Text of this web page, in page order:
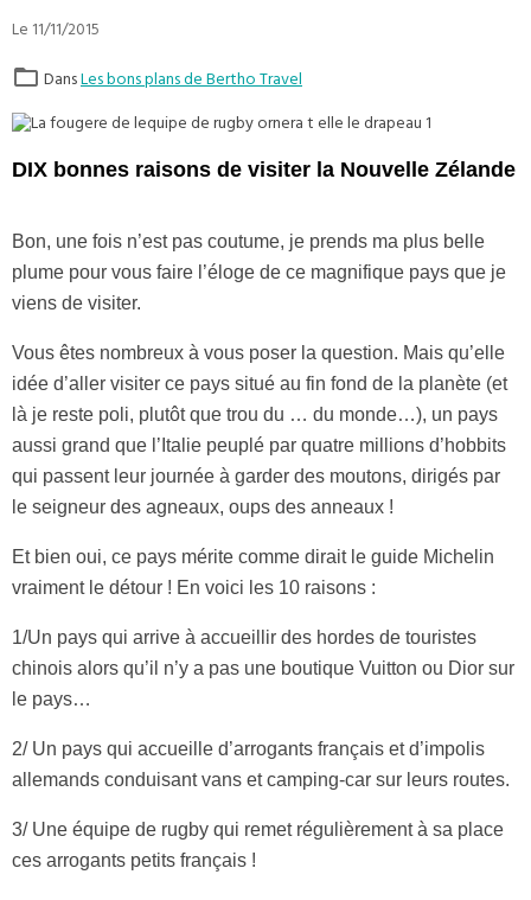
Le 11/11/2015
DansLes bons plans de Bertho Travel
DIX bonnes raisons de visiter la Nouvelle Zélande
Bon, une fois n’est pas coutume, je prends ma plus belle
plume pour vous faire l’éloge de ce magnifique pays que je
viens de visiter.
Vous êtes nombreux à vous poser la question. Mais qu’elle
idée d’aller visiter ce pays situé au fin fond de la planète (et
là je reste poli, plutôt que trou du … du monde…), un pays
aussi grand que l’Italie peuplé par quatre millions d’hobbits
qui passent leur journée à garder des moutons, dirigés par
le seigneur des agneaux, oups des anneaux !
Et bien oui, ce pays mérite comme dirait le guide Michelin
vraiment le détour ! En voici les 10 raisons :
1/Un pays qui arrive à accueillir des hordes de touristes
chinois alors qu’il n’y a pas une boutique Vuitton ou Dior sur
le pays…
2/ Un pays qui accueille d’arrogants français et d’impolis
allemands conduisant vans et camping-car sur leurs routes.
3/ Une équipe de rugby qui remet régulièrement à sa place
ces arrogants petits français !